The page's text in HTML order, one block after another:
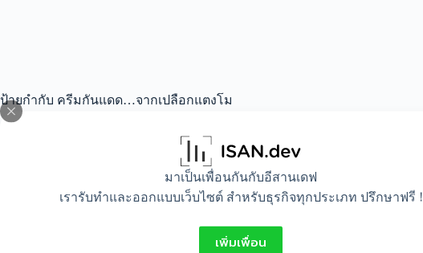
มาเป็นเพื่อนกันกับอีสานเดฟ
เรารับทำและออกแบบเว็บไซต์ สำหรับธุรกิจทุกประเภท ปรึกษาฟรี !
เพิ่มเพื่อน
ป้ายกำกับ ครีมกันแดด…จากเปลือกแตงโม
,Idea